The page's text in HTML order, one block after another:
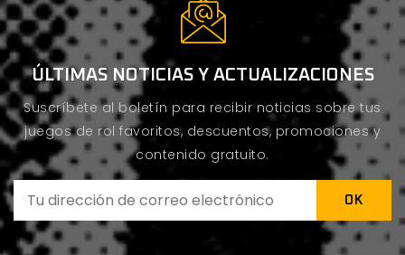
ÚLTIMAS NOTICIAS Y ACTUALIZACIONES
Suscríbete al boletín para recibir noticias sobre tus
juegos de rol favoritos, descuentos, promociones y
contenido gratuito.